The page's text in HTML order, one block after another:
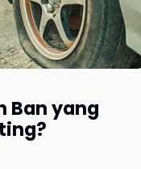
Ban yang